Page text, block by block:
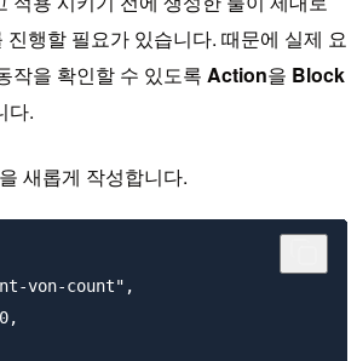
행할 필요가 있습니다. 때문에 실제 요
작을 확인할 수 있도록 Action을 Block
다.
새롭게 작성합니다.
von-count",